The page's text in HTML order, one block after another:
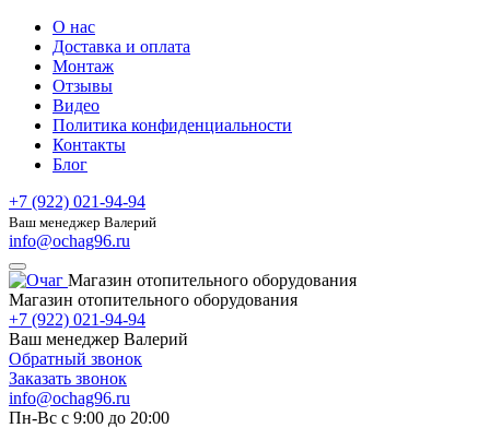
О нас
Доставка и оплата
Монтаж
Отзывы
Видео
Политика конфиденциальности
Контакты
Блог
+7 (922) 021-94-94
Ваш менеджер Валерий
info@ochag96.ru
Магазин отопительного оборудования
Магазин отопительного оборудования
+7 (922) 021-94-94
Ваш менеджер Валерий
Обратный звонок
Заказать звонок
info@ochag96.ru
Пн-Вс с 9:00 до 20:00